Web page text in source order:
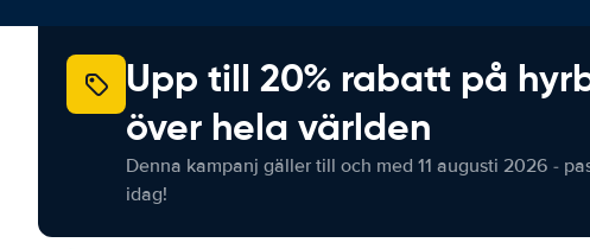
Upp till 20% rabatt på
över hela världen
Denna kampanj gäller till och med 11 augusti 2026 -
idag!